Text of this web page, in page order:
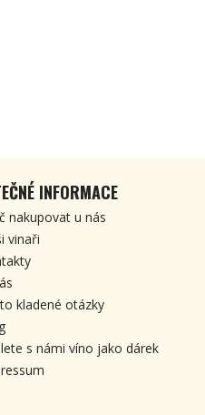
INFORMACE
nakupovat u nás
vinaři
kladené otázky
s námi víno jako dárek